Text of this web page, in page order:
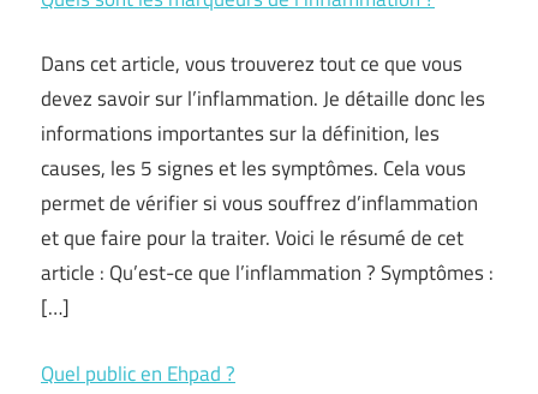
Dans cet article, vous trouverez tout ce que vous
devez savoir sur l’inflammation. Je détaille donc les
informations importantes sur la définition, les
causes, les 5 signes et les symptômes. Cela vous
permet de vérifier si vous souffrez d’inflammation
et que faire pour la traiter. Voici le résumé de cet
article : Qu’est-ce que l’inflammation ? Symptômes :
[…]
Quel public en Ehpad ?